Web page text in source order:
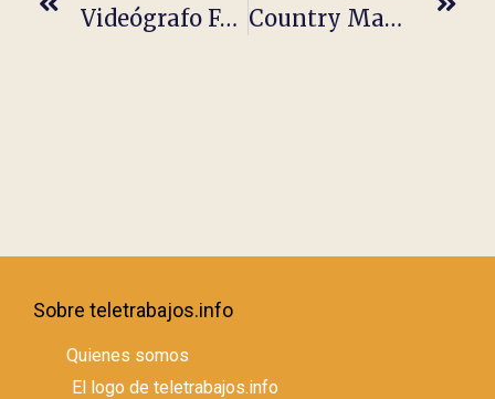
Videógrafo Freelance (País Vasco) Country Manager (Pharmaceutical)
Sobre teletrabajos.info
Quienes somos
El logo de teletrabajos.info